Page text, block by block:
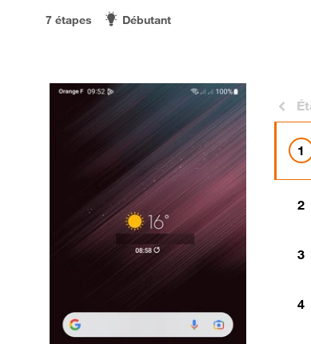
7 étapes Débutant